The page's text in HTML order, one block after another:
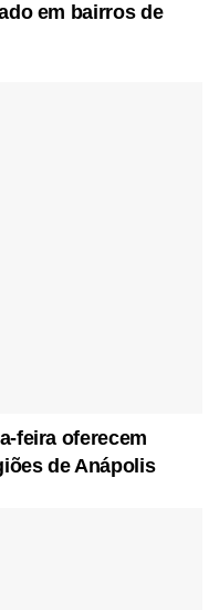
em bairros de
feira oferecem
de Anápolis